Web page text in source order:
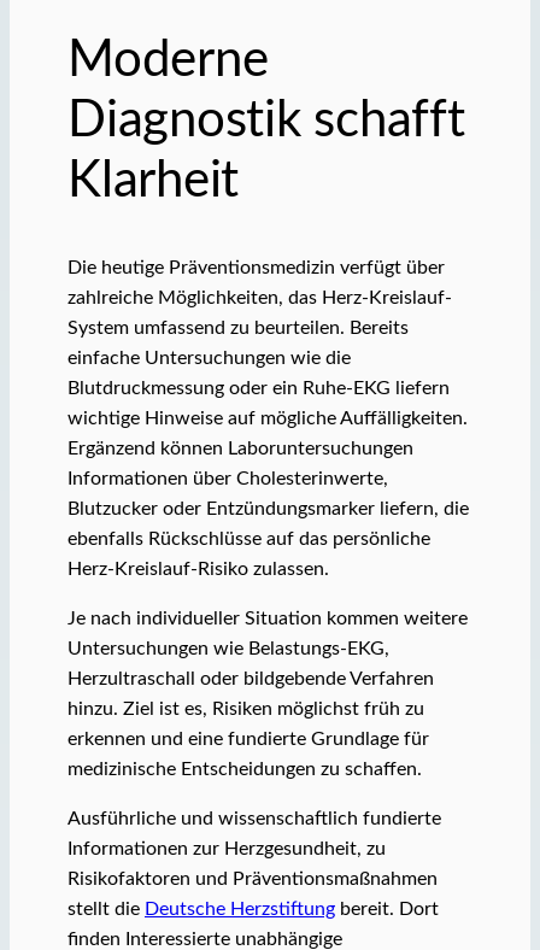
Moderne
Diagnostik schafft
Klarheit
Die heutige Präventionsmedizin verfügt über
zahlreiche Möglichkeiten, das Herz-Kreislauf-
System umfassend zu beurteilen. Bereits
einfache Untersuchungen wie die
Blutdruckmessung oder ein Ruhe-EKG liefern
wichtige Hinweise auf mögliche Auffälligkeiten.
Ergänzend können Laboruntersuchungen
Informationen über Cholesterinwerte,
Blutzucker oder Entzündungsmarker liefern, die
ebenfalls Rückschlüsse auf das persönliche
Herz-Kreislauf-Risiko zulassen.
Je nach individueller Situation kommen weitere
Untersuchungen wie Belastungs-EKG,
Herzultraschall oder bildgebende Verfahren
hinzu. Ziel ist es, Risiken möglichst früh zu
erkennen und eine fundierte Grundlage für
medizinische Entscheidungen zu schaffen.
Ausführliche und wissenschaftlich fundierte
Informationen zur Herzgesundheit, zu
Risikofaktoren und Präventionsmaßnahmen
stellt die Deutsche Herzstiftung bereit. Dort
finden Interessierte unabhängige